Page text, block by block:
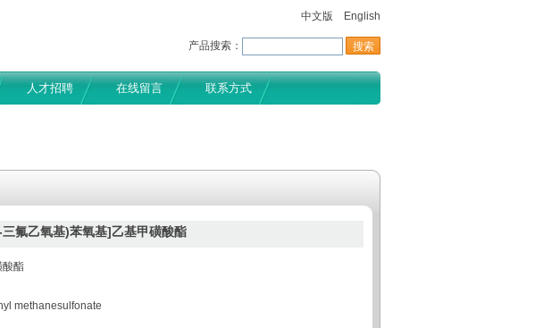
中文版 English
产品搜索：
人才招聘 在线留言 联系方式
氟乙氧基)苯氧基]乙基甲磺酸酯
酸酯
methanesulfonate